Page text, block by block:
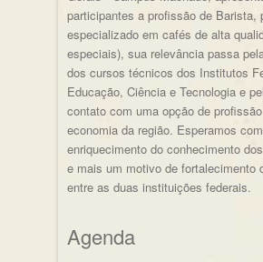
participantes a profissão de Barista,
especializado em cafés de alta
especiais), sua relevância passa
dos cursos técnicos dos Institutos
Educação, Ciência e Tecnologia e
contato com uma opção de
economia da região. Esperamos
enriquecimento do conhecimento
e mais um motivo de fortalecimento
entre as duas instituições federais.
Agenda